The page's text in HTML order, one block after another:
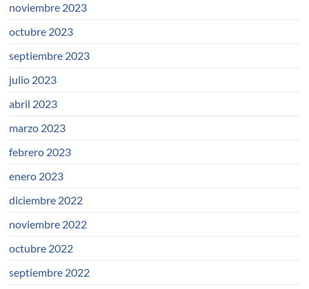
noviembre 2023
octubre 2023
septiembre 2023
julio 2023
abril 2023
marzo 2023
febrero 2023
enero 2023
diciembre 2022
noviembre 2022
octubre 2022
septiembre 2022